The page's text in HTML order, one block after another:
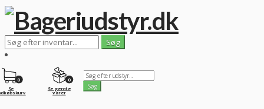
0
Se gemte
varer
0
Se